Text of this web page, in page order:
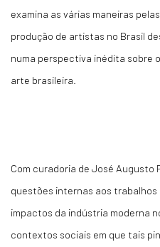
examina as várias maneiras
produção de artistas no Brasil
numa perspectiva inédita sobre
arte brasileira.
Com curadoria de José Augusto
questões internas aos
impactos da indústria moderna
contextos sociais em que tais